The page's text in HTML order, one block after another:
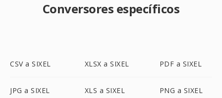
Conversores específicos
CSV a SIXEL XLSX a SIXEL PDF a SIXEL
JPG a SIXEL XLS a SIXEL PNG a SIXEL